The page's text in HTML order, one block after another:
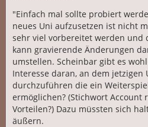
"Einfach mal sollte probiert
neues Uni aufzusetzen ist nicht
sehr viel vorbereitet werden und
kann gravierende Änderungen
umstellen. Scheinbar gibt es
Interesse daran, an dem jetzigen
durchzuführen die ein
ermöglichen? (Stichwort Account
Vorteilen?) Dazu müssten sich
äußern.